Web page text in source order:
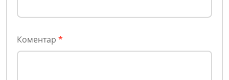
Коментар *